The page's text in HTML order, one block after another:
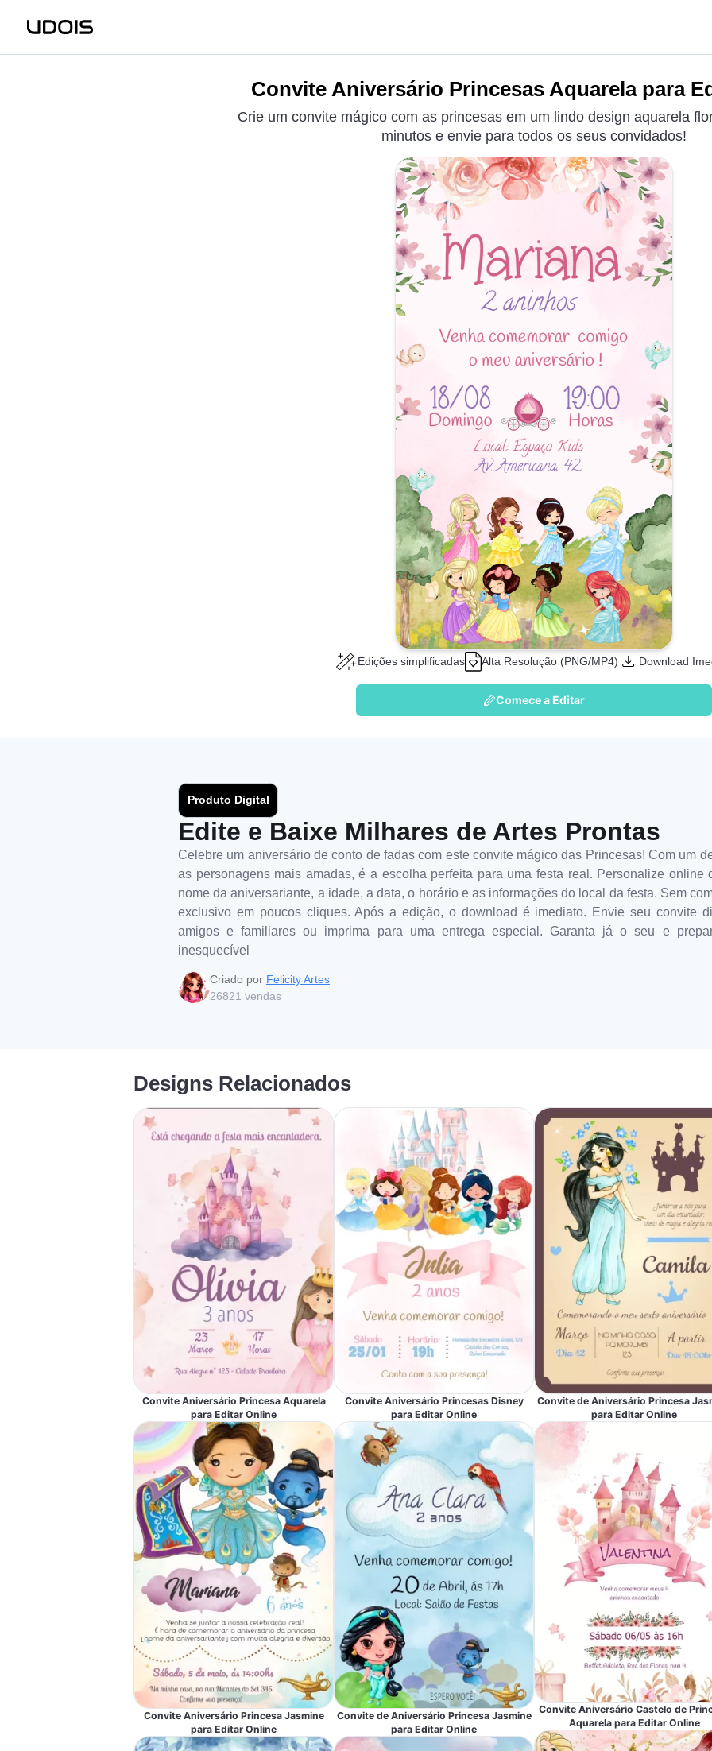
Convite Aniversário Princesas Aquarela para
Crie um convite mágico com as princesas em um lindo design aquarela
minutos e envie para todos os seus convidados!
Edições simplificadas Alta Resolução (PNG/MP4) Download
Comece a Editar
Produto Digital
Edite e Baixe Milhares de Artes Prontas
Celebre um aniversário de conto de fadas com este convite mágico das Princesas! Com um
as personagens mais amadas, é a escolha perfeita para uma festa real. Personalize online
nome da aniversariante, a idade, a data, o horário e as informações do local da festa. Sem
exclusivo em poucos cliques. Após a edição, o download é imediato. Envie seu convite
amigos e familiares ou imprima para uma entrega especial. Garanta já o seu e
inesquecível
Criado por Felicity Artes
26821 vendas
Designs Relacionados
Convite Aniversário Princesa Aquarela
para Editar Online
Convite Aniversário Princesa Jasmine
para Editar Online
Convite Aniversário Princesas Disney
para Editar Online
Convite de Aniversário Princesa Jasmine
para Editar Online
Convite de Aniversário Princesa
para Editar Online
Convite Aniversário Castelo de
Aquarela para Editar Online